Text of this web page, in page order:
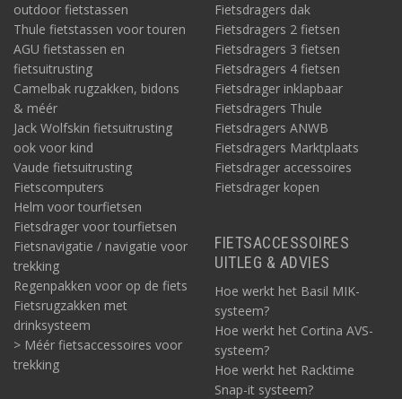
outdoor fietstassen
Thule fietstassen voor touren
AGU fietstassen en
fietsuitrusting
Camelbak rugzakken, bidons
& méér
Jack Wolfskin fietsuitrusting
ook voor kind
Vaude fietsuitrusting
Fietscomputers
Helm voor tourfietsen
Fietsdrager voor tourfietsen
Fietsnavigatie / navigatie voor
trekking
Regenpakken voor op de fiets
Fietsrugzakken met
drinksysteem
> Méér fietsaccessoires voor
trekking
Fietsdragers dak
Fietsdragers 2 fietsen
Fietsdragers 3 fietsen
Fietsdragers 4 fietsen
Fietsdrager inklapbaar
Fietsdragers Thule
Fietsdragers ANWB
Fietsdragers Marktplaats
Fietsdrager accessoires
Fietsdrager kopen
FIETSACCESSOIRES
UITLEG & ADVIES
Hoe werkt het Basil MIK-
systeem?
Hoe werkt het Cortina AVS-
systeem?
Hoe werkt het Racktime
Snap-it systeem?